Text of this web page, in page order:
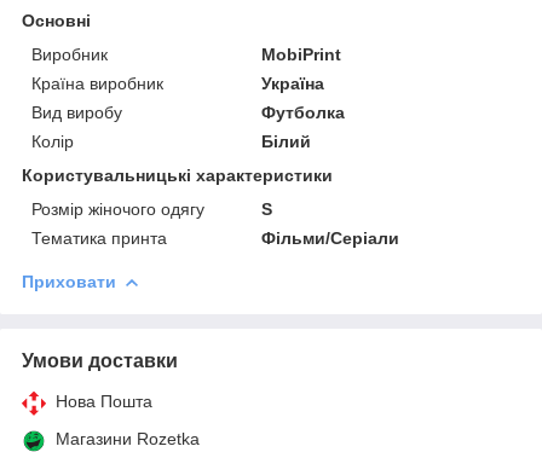
Основні
Виробник
MobiPrint
Країна виробник
Україна
Вид виробу
Футболка
Колір
Білий
Користувальницькі характеристики
Розмір жіночого одягу
S
Тематика принта
Фільми/Серіали
Приховати
Умови доставки
Нова Пошта
Магазини Rozetka